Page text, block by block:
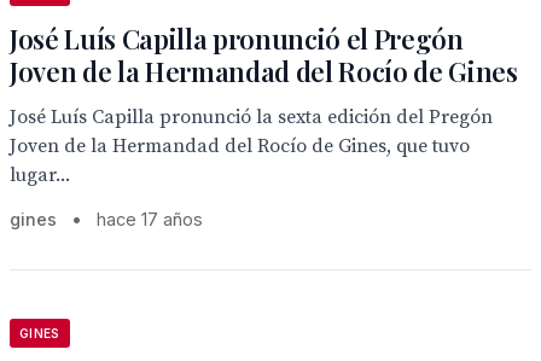
José Luís Capilla pronunció el Pregón
Joven de la Hermandad del Rocío de Gines
José Luís Capilla pronunció la sexta edición del Pregón
Joven de la Hermandad del Rocío de Gines, que tuvo
lugar...
gines • hace 17 años
GINES